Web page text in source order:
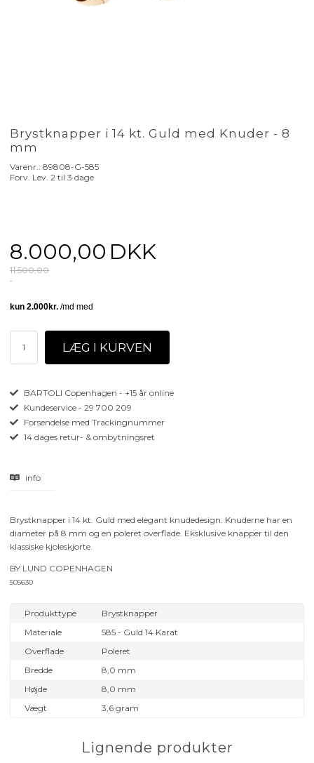
Brystknapper i 14 kt. Guld med Knuder - 8
mm
Varenr.:89808-G-585
Forv. Lev. 2 til 3 dage
8.000,00 DKK
11.500,00
BARTOLI Copenhagen - +15 år online
Kundeservice - 29 700 209
Forsendelse med Trackingnummer
14 dages retur- & ombytningsret
info
Brystknapper i 14 kt. Guld med elegant knudedesign. Knuderne har en
diameter på 8 mm og en poleret overflade. Eksklusive knapper til den
klassiske kjoleskjorte.
BY LUND COPENHAGEN
505630
Produkttype
Brystknapper
Materiale
585 - Guld 14 Karat
Overflade
Poleret
Bredde
8,0 mm
Højde
8,0 mm
Vægt
3,6 gram
Lignende produkter